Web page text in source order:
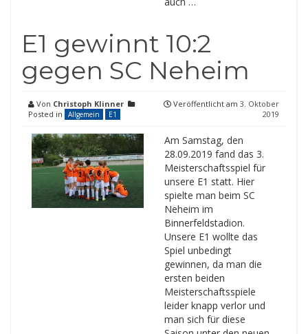
E1 gewinnt 10:2
gegen SC Neheim
Von Christoph Klinner
Posted in
Allgemein E1
Veröffentlicht am 3. Oktober
2019
Am Samstag, den
28.09.2019 fand das 3.
Meisterschaftsspiel für
unsere E1 statt. Hier
spielte man beim SC
Neheim im
Binnerfeldstadion.
Unsere E1 wollte das
Spiel unbedingt
gewinnen, da man die
ersten beiden
Meisterschaftsspiele
leider knapp verlor und
man sich für diese